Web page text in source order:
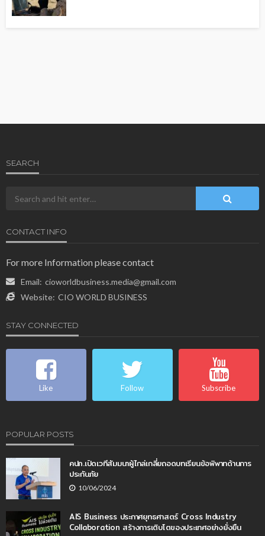
SEARCH
CONTACT INFO
For more Information please contact
Email: cioworldbusiness.media@gmail.com
Website: CIO WORLD BUSINESS
STAY CONNECTED
Like Follow Subscribe
POPULAR POSTS
คปภ.เปิดเวทีสัมมนาผู้ไกล่เกลี่ยถอดบทเรียนข้อพิพาทด้านการ
ประกันภัย
10/06/2024
AIS Business ประกาศยุทธศาสตร์ Cross Industry
Collaboration สร้างการเติบโตของประเทศอย่างยั่งยืน